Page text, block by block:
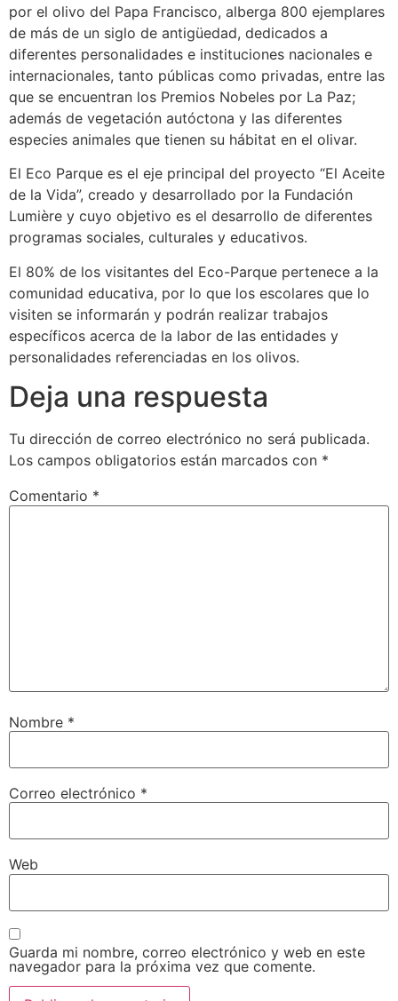
por el olivo del Papa Francisco, alberga 800 ejemplares
de más de un siglo de antigüedad, dedicados a
diferentes personalidades e instituciones nacionales e
internacionales, tanto públicas como privadas, entre las
que se encuentran los Premios Nobeles por La Paz;
además de vegetación autóctona y las diferentes
especies animales que tienen su hábitat en el olivar.
El Eco Parque es el eje principal del proyecto “El Aceite
de la Vida”, creado y desarrollado por la Fundación
Lumière y cuyo objetivo es el desarrollo de diferentes
programas sociales, culturales y educativos.
El 80% de los visitantes del Eco-Parque pertenece a la
comunidad educativa, por lo que los escolares que lo
visiten se informarán y podrán realizar trabajos
específicos acerca de la labor de las entidades y
personalidades referenciadas en los olivos.
Deja una respuesta
Tu dirección de correo electrónico no será publicada.
Los campos obligatorios están marcados con *
Comentario *
Nombre *
Correo electrónico *
Web
Guarda mi nombre, correo electrónico y web en este
navegador para la próxima vez que comente.